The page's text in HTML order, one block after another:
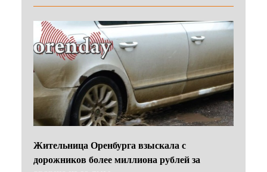
Жительница Оренбурга взыскала с
дорожников более миллиона рублей за